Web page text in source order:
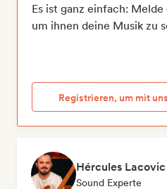
Es ist ganz einfach:
um ihnen deine Musik zu
Registrieren, um mit
Hércules Lacovic
Sound Experte